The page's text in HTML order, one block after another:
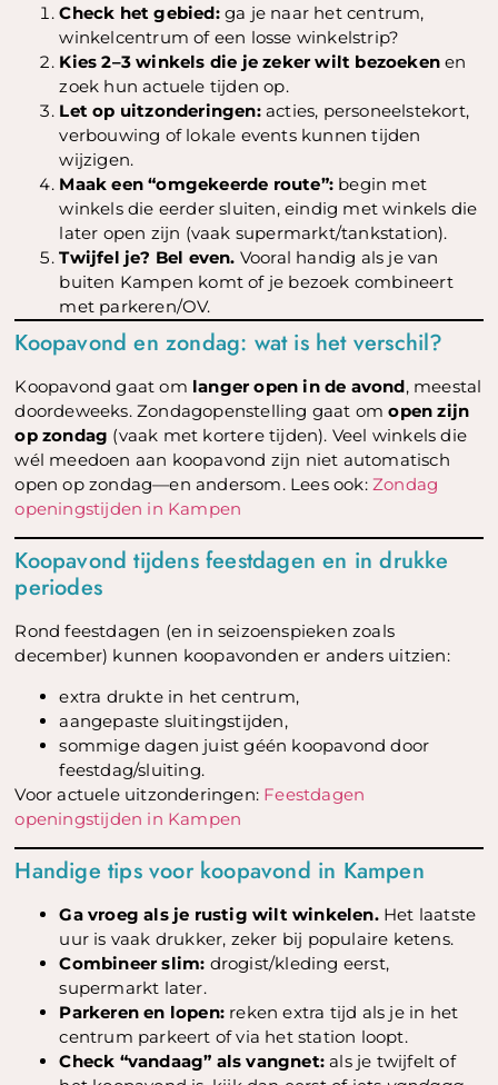
Check het gebied:ga je naar het centrum,
winkelcentrum of een losse winkelstrip?
Kies 2–3 winkels die je zeker wilt bezoeken en
zoek hun actuele tijden op.
Let op uitzonderingen:acties, personeelstekort,
verbouwing of lokale events kunnen tijden
wijzigen.
Maak een “omgekeerde route”: begin met
winkels die eerder sluiten, eindig met winkels die
later open zijn (vaak supermarkt/tankstation).
Twijfel je? Bel even. Vooral handig als je van
buiten Kampen komt of je bezoek combineert
met parkeren/OV.
Koopavond en zondag: wat is het verschil?
Koopavond gaat om langer open in de avond, meestal
doordeweeks. Zondagopenstelling gaat omopen zijn
op zondag (vaak met kortere tijden). Veel winkels die
wél meedoen aan koopavond zijn niet automatisch
open op zondag—en andersom. Lees ook:Zondag
openingstijden in Kampen
Koopavond tijdens feestdagen en in drukke
periodes
Rond feestdagen (en in seizoenspieken zoals
december) kunnen koopavonden er anders uitzien:
extra drukte in het centrum,
aangepaste sluitingstijden,
sommige dagen juist géén koopavond door
feestdag/sluiting.
Voor actuele uitzonderingen: Feestdagen
openingstijden in Kampen
Handige tips voor koopavond in Kampen
Ga vroeg als je rustig wilt winkelen.Het laatste
uur is vaak drukker, zeker bij populaire ketens.
Combineer slim: drogist/kleding eerst,
supermarkt later.
Parkeren en lopen: reken extra tijd als je in het
centrum parkeert of via het station loopt.
Check “vandaag” als vangnet: als je twijfelt of